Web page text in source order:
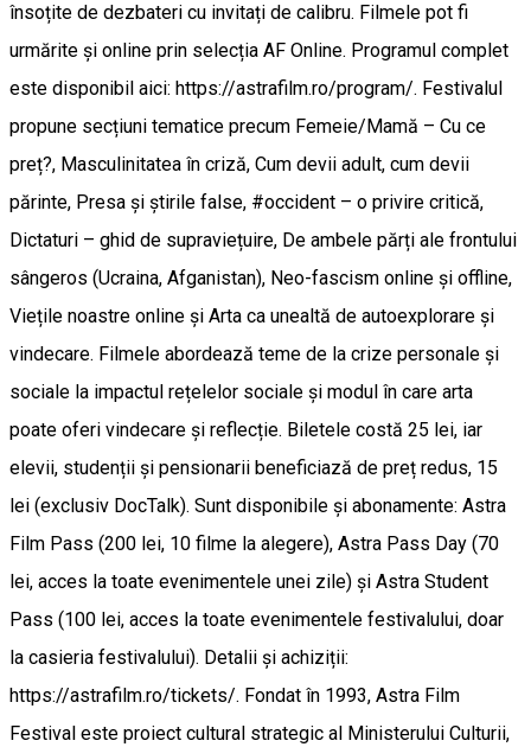
însoțite de dezbateri cu invitați de calibru. Filmele pot fi
urmărite și online prin selecția AF Online. Programul complet
este disponibil aici: https://astrafilm.ro/program/. Festivalul
propune secțiuni tematice precum Femeie/Mamă – Cu ce
preț?, Masculinitatea în criză, Cum devii adult, cum devii
părinte, Presa și știrile false, #occident – o privire critică,
Dictaturi – ghid de supraviețuire, De ambele părți ale frontului
sângeros (Ucraina, Afganistan), Neo-fascism online și offline,
Viețile noastre online și Arta ca unealtă de autoexplorare și
vindecare. Filmele abordează teme de la crize personale și
sociale la impactul rețelelor sociale și modul în care arta
poate oferi vindecare și reflecție. Biletele costă 25 lei, iar
elevii, studenții și pensionarii beneficiază de preț redus, 15
lei (exclusiv DocTalk). Sunt disponibile și abonamente: Astra
Film Pass (200 lei, 10 filme la alegere), Astra Pass Day (70
lei, acces la toate evenimentele unei zile) și Astra Student
Pass (100 lei, acces la toate evenimentele festivalului, doar
la casieria festivalului). Detalii și achiziții:
https://astrafilm.ro/tickets/. Fondat în 1993, Astra Film
Festival este proiect cultural strategic al Ministerului Culturii,